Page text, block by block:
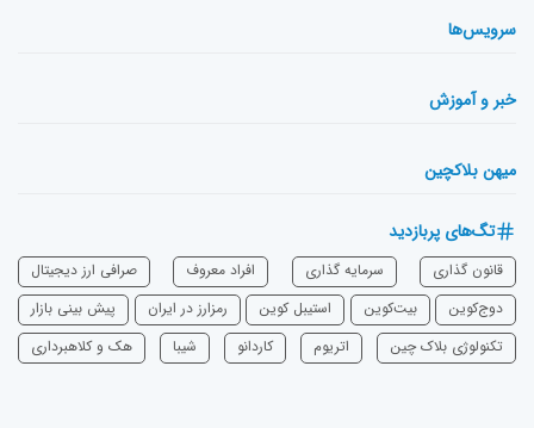
سرویس‌ها
خبر و آموزش
میهن بلاکچین
تگ‌های پربازدید
قانون گذاری سرمایه‌ گذاری افراد معروف
صرافی ارز دیجیتال
دوج‌کوین
بیت‌کوین استیبل کوین رمزارز در ایران
پیش بینی بازار
تکنولوژی بلاک چین
اتریوم ‌کاردانو شیبا هک و کلاهبرداری